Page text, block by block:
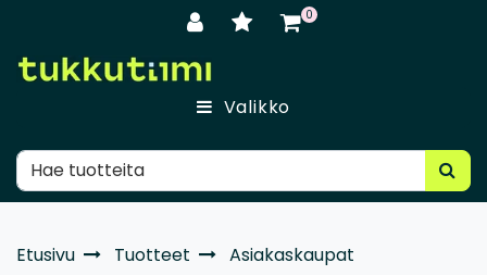
0
Valikko
Etusivu Tuotteet
Asiakaskaupat